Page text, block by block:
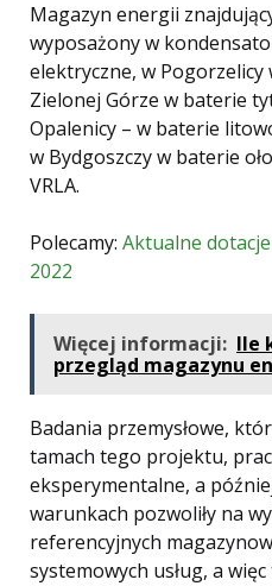
Magazyn energii
wyposażony w
elektryczne, w
Zielonej Górze w baterie
Opalenicy – w baterie
w Bydgoszczy w baterie
VRLA.
Polecamy: Aktualne
2022
Więcej informacji: Ile
przegląd magazynu
Badania przemysłowe,
tamach tego projektu,
eksperymentalne, a
warunkach pozwoliły na
referencyjnych
systemowych usług, a